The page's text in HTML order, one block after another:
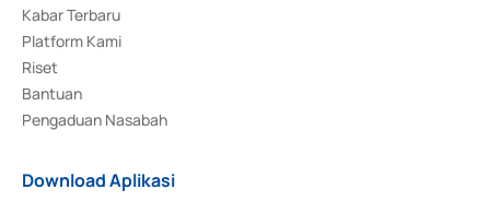
Kabar Terbaru
Platform Kami
Riset
Bantuan
Pengaduan Nasabah
Download Aplikasi